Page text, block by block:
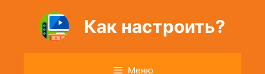
содержимому
Как настроить?
Меню